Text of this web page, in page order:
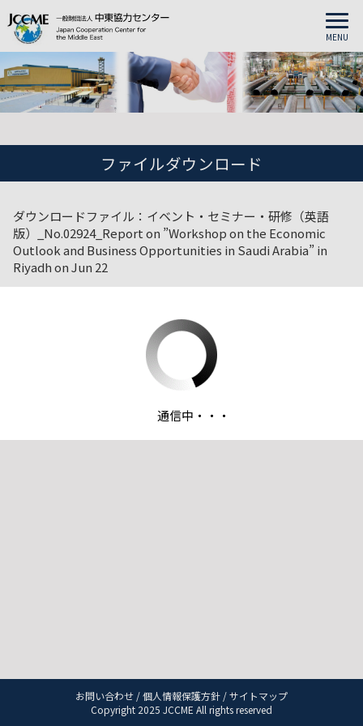
MENU
ファイルダウンロード
ダウンロードファイル：イベント・セミナー・研修（英語
版）_No.02924_Report on ”Workshop on the Economic
Outlook and Business Opportunities in Saudi Arabia” in
Riyadh on Jun 22
お問い合わせ /個人情報保護方針 /サイトマップ
Copyright 2025 JCCME All rights reserved
通信中・・・